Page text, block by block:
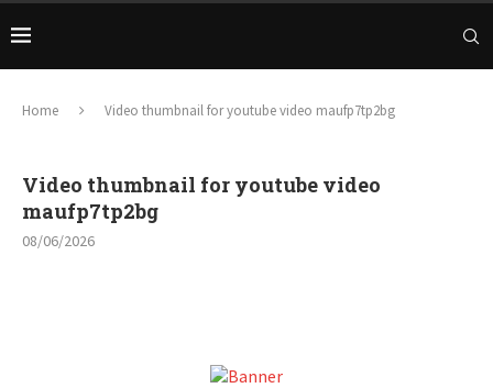
Home Video thumbnail for youtube video maufp7tp2bg
Video thumbnail for youtube video
maufp7tp2bg
08/06/2026